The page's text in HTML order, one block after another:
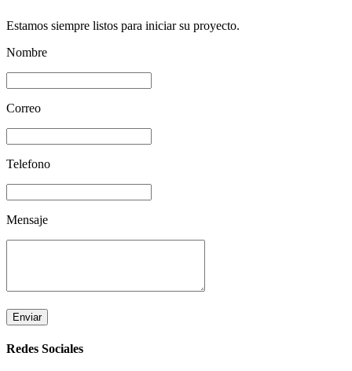
Estamos siempre listos para iniciar su proyecto.
Nombre
Correo
Telefono
Mensaje
Enviar
Redes Sociales